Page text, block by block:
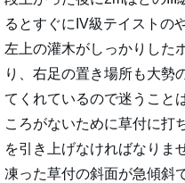
るとすぐにIV級テイストの
左上の灌木がしっかりした
り、右足の置き場所も大勢
てくれているので迷うこと
ころがないために草付に打
を引き上げなければなりま
凍った草付の斜面が急傾斜